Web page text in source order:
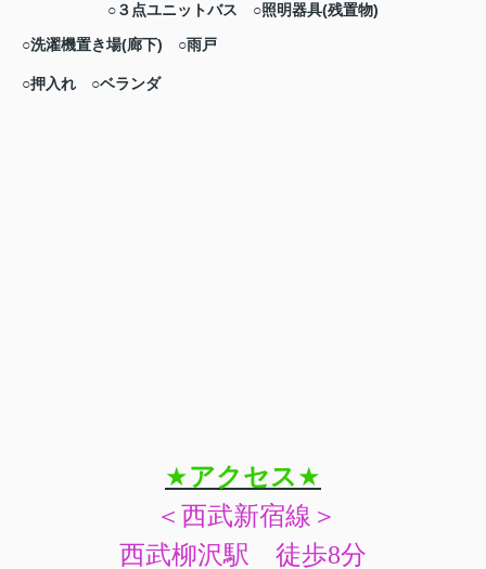
○３点ユニットバス ○照明器具(残置物)
○洗濯機置き場(廊下) ○雨戸
○押入れ ○ベランダ
★アクセス★
＜西武新宿線＞
西武柳沢駅 徒歩8分